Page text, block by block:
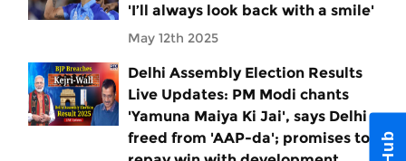
'I’ll always look back with a smile'
May 12th 2025
Delhi Assembly Election Results
Live Updates: PM Modi chants
'Yamuna Maiya Ki Jai', says Delhi
freed from 'AAP-da'; promises to